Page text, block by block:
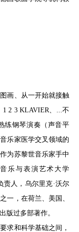
画、从一开始就接触
2 3 KLAVIER、...不
练钢琴演奏（声音平
乐家医学交叉领域的
为苏黎世音乐家手中
乐与表演艺术大学
责人，乌尔里克·沃尔
一，在荷兰、美国、
版过多部著作。
求和科学基础之间，